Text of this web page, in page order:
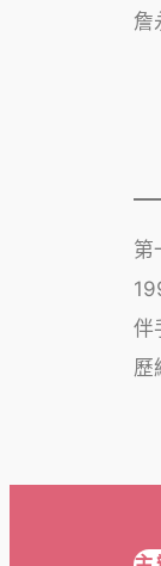
詹
第
伴
歷